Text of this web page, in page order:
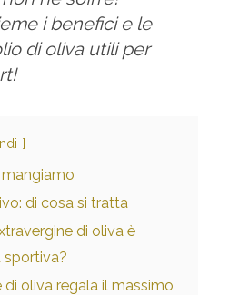
i benefici e le
di oliva utili per
di cosa si tratta
di oliva è
sportiva?
di oliva regala il massimo